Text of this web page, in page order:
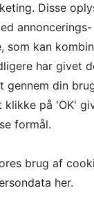
Duong
Soda
Soda
Disse
som kan
har givet
gennem din
klikke på 'OK'
formål.
brug af
her.